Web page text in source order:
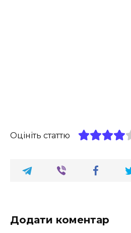
Оцініть статтю
Додати коментар